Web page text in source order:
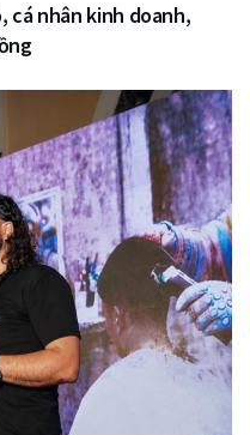
cá nhân kinh doanh,